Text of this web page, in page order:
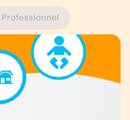
Professionnel